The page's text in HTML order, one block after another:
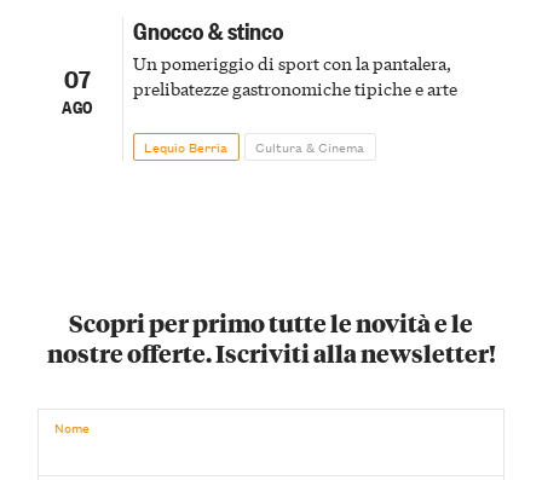
07
AGO
Gnocco & stinco
Un pomeriggio di sport con la pantalera,
prelibatezze gastronomiche tipiche e arte
Lequio Berria Cultura & Cinema
Scopri per primo tutte le novità e le
nostre offerte. Iscriviti alla newsletter!
Nome